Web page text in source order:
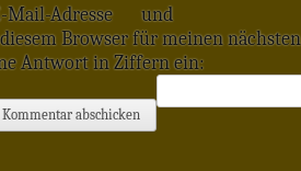
Adresse und
Browser für meinen
Antwort in Ziffern ein: